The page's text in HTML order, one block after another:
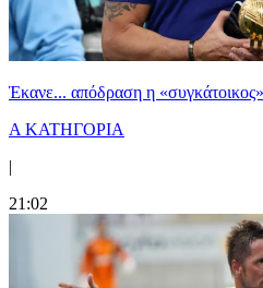
Έκανε... απόδραση η
Α ΚΑΤΗΓΟΡΙΑ
|
21:02